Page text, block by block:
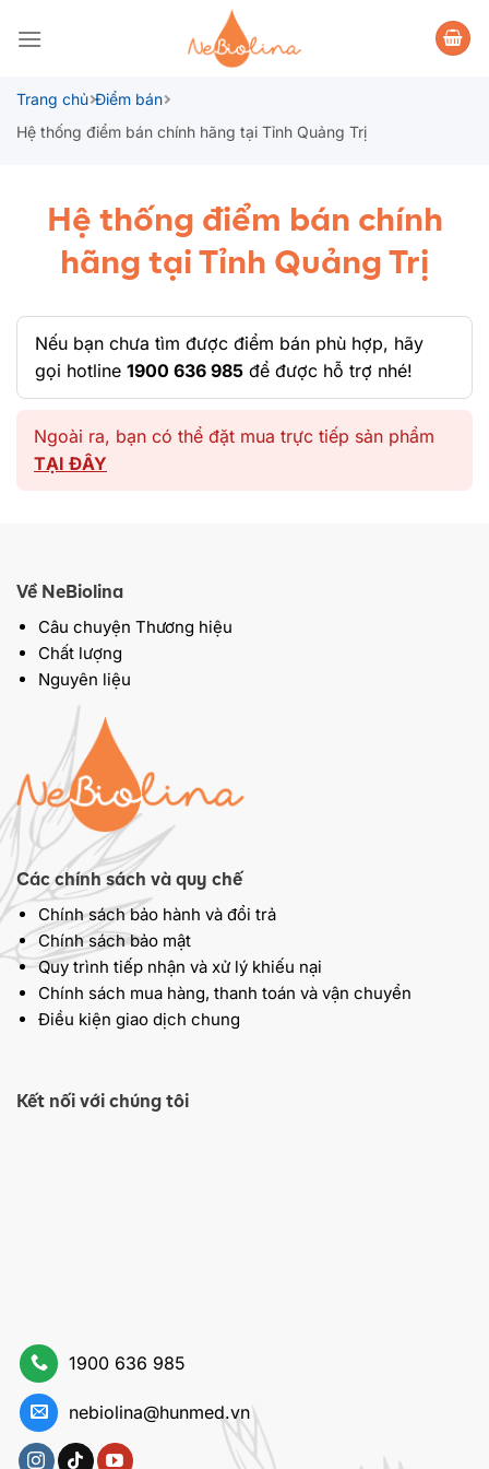
qua
dungTrang chủ Điểm bán
Hệ thống điểm bán chính hãng tại Tỉnh Quảng Trị
Hệ thống điểm bán chính
hãng tại Tỉnh Quảng Trị
Nếu bạn chưa tìm được điểm bán phù hợp, hãy
gọi hotline 1900 636 985 để được hỗ trợ nhé!
Ngoài ra, bạn có thể đặt mua trực tiếp sản phẩm
TẠI ĐÂY
Về NeBiolina
Câu chuyện Thương hiệu
Chất lượng
Nguyên liệu
Các chính sách và quy chế
Chính sách bảo hành và đổi trả
Chính sách bảo mật
Quy trình tiếp nhận và xử lý khiếu nại
Chính sách mua hàng, thanh toán và vận chuyển
Điều kiện giao dịch chung
Kết nối với chúng tôi
1900 636 985
nebiolina@hunmed.vn